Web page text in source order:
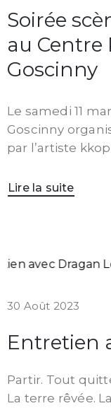
Soirée
au Centre
Goscinny
Le samedi 11
Goscinny
par l’artiste
Lire la suite
30 Août 2023
Entretien
Partir. Tout
La terre rêvée.